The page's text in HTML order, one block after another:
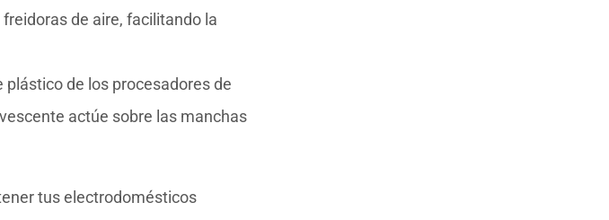
de aire, facilitando la
de los procesadores de
actúe sobre las manchas
tus electrodomésticos